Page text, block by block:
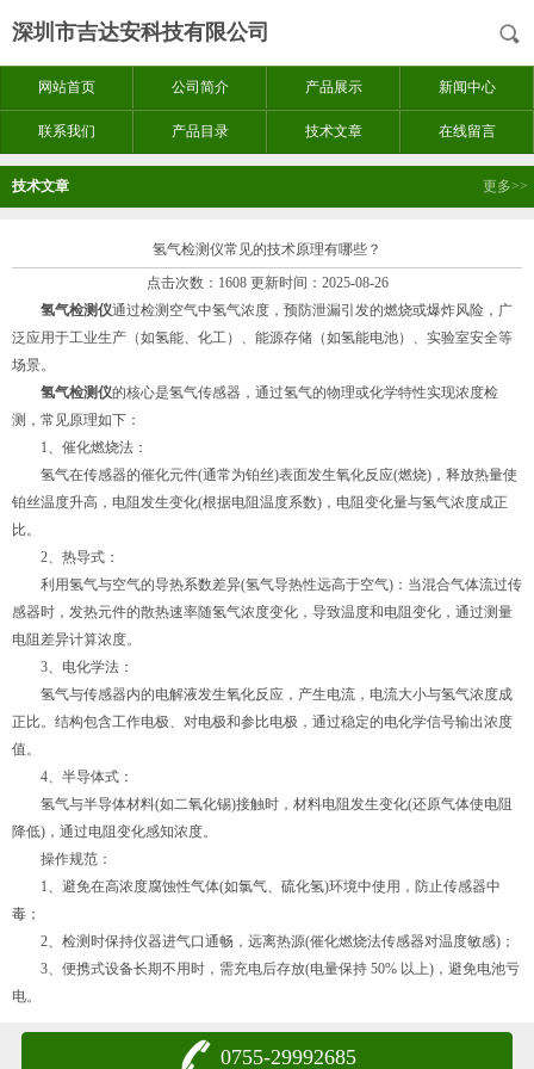
深圳市吉达安科技有限公司
网站首页 公司简介 产品展示 新闻中心
联系我们 产品目录 技术文章 在线留言
技术文章 更多>>
氢气检测仪常见的技术原理有哪些？
点击次数：1608 更新时间：2025-08-26
氢气检测仪通过检测空气中氢气浓度，预防泄漏引发的燃烧或爆炸风险，广
泛应用于工业生产（如氢能、化工）、能源存储（如氢能电池）、实验室安全等
场景。
氢气检测仪的核心是氢气传感器，通过氢气的物理或化学特性实现浓度检
测，常见原理如下：
1、催化燃烧法：
氢气在传感器的催化元件(通常为铂丝)表面发生氧化反应(燃烧)，释放热量使
铂丝温度升高，电阻发生变化(根据电阻温度系数)，电阻变化量与氢气浓度成正
比。
2、热导式：
利用氢气与空气的导热系数差异(氢气导热性远高于空气)：当混合气体流过传
感器时，发热元件的散热速率随氢气浓度变化，导致温度和电阻变化，通过测量
电阻差异计算浓度。
3、电化学法：
氢气与传感器内的电解液发生氧化反应，产生电流，电流大小与氢气浓度成
正比。结构包含工作电极、对电极和参比电极，通过稳定的电化学信号输出浓度
值。
4、半导体式：
氢气与半导体材料(如二氧化锡)接触时，材料电阻发生变化(还原气体使电阻
降低)，通过电阻变化感知浓度。
操作规范：
1、避免在高浓度腐蚀性气体(如氯气、硫化氢)环境中使用，防止传感器中
毒；
2、检测时保持仪器进气口通畅，远离热源(催化燃烧法传感器对温度敏感)；
3、便携式设备长期不用时，需充电后存放(电量保持 50% 以上)，避免电池亏
电。
0755-29992685